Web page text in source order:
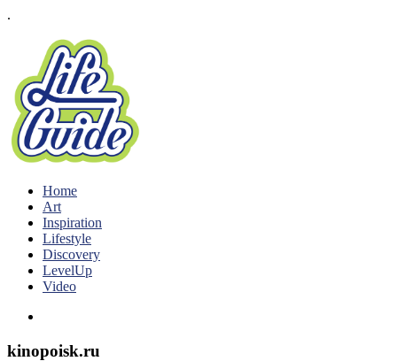
.
Home
Art
Inspiration
Lifestyle
Discovery
LevelUp
Video
kinopoisk.ru